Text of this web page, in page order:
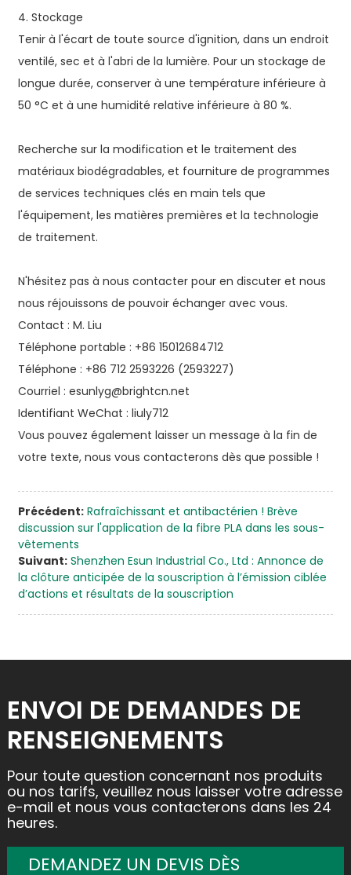
4. Stockage
Tenir à l'écart de toute source d'ignition, dans un endroit
ventilé, sec et à l'abri de la lumière. Pour un stockage de
longue durée, conserver à une température inférieure à
50 °C et à une humidité relative inférieure à 80 %.
Recherche sur la modification et le traitement des
matériaux biodégradables, et fourniture de programmes
de services techniques clés en main tels que
l'équipement, les matières premières et la technologie
de traitement.
N'hésitez pas à nous contacter pour en discuter et nous
nous réjouissons de pouvoir échanger avec vous.
Contact : M. Liu
Téléphone portable : +86 15012684712
Téléphone : +86 712 2593226 (2593227)
Courriel : esunlyg@brightcn.net
Identifiant WeChat : liuly712
Vous pouvez également laisser un message à la fin de
votre texte, nous vous contacterons dès que possible !
Précédent: Rafraîchissant et antibactérien ! Brève
discussion sur l'application de la fibre PLA dans les sous-
vêtements
Suivant: Shenzhen Esun Industrial Co., Ltd : Annonce de
la clôture anticipée de la souscription à l’émission ciblée
d’actions et résultats de la souscription
ENVOI DE DEMANDES DE
RENSEIGNEMENTS
Pour toute question concernant nos produits
ou nos tarifs, veuillez nous laisser votre adresse
e-mail et nous vous contacterons dans les 24
heures.
DEMANDEZ UN DEVIS DÈS